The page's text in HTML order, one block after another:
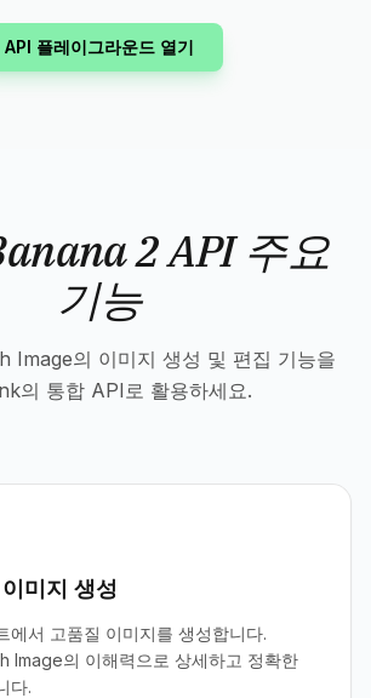
API 플레이그라운드 열기
2 API 주요
기능
Image의 이미지 생성 및 편집 기능을
의 통합 API로 활용하세요.
미지 생성
에서 고품질 이미지를 생성합니다.
Image의 이해력으로 상세하고 정확한
다.